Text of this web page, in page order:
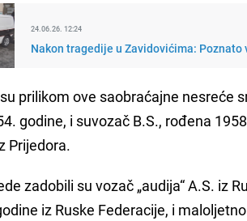
24.06.26. 12:24
Nakon tragedije u Zavidovićima:
prilikom ove saobraćajne nesreće
godine, i suvozač B.S., rođena
Prijedora.
zadobili su vozač „audija“ A.S. iz
iz Ruske Federacije, i